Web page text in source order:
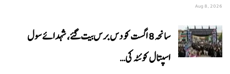
Aug 8, 2026
سانحہ 8 اگست کو دس برس بیت گئے، شہدائے سول
اسپتال کوئٹہ کی…